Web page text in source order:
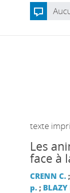
texte
Les
face à
CRENN C.;
p.; BLAZY